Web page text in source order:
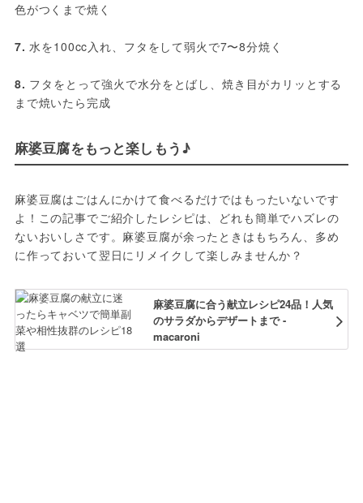
色がつくまで焼く
7. 水を100cc入れ、フタをして弱火で7〜8分焼く
8. フタをとって強火で水分をとばし、焼き目がカリッとする
まで焼いたら完成
麻婆豆腐をもっと楽しもう♪
麻婆豆腐はごはんにかけて食べるだけではもったいないです
よ！この記事でご紹介したレシピは、どれも簡単でハズレの
ないおいしさです。麻婆豆腐が余ったときはもちろん、多め
に作っておいて翌日にリメイクして楽しみませんか？
麻婆豆腐に合う献立レシピ24品！人気
のサラダからデザートまで -
macaroni